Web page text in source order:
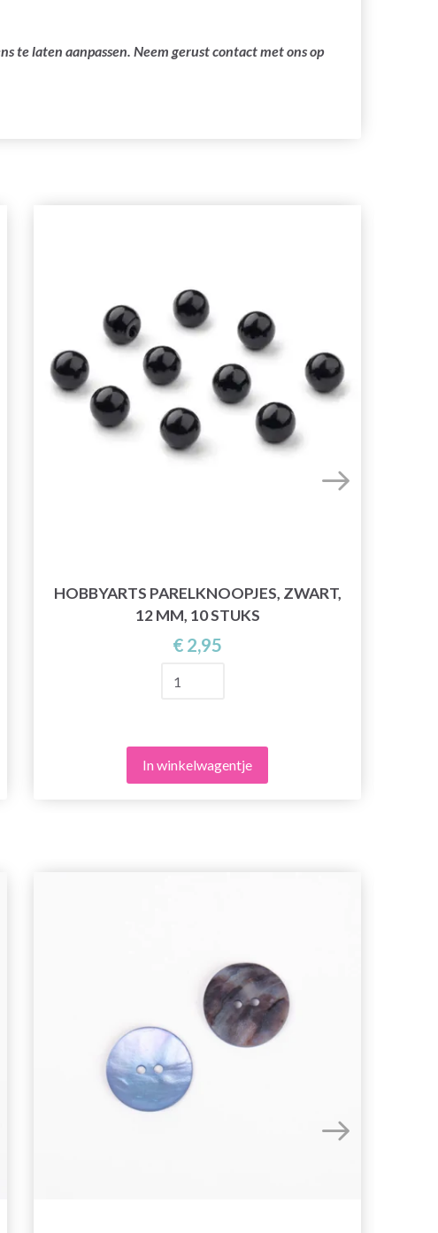
te laten aanpassen. Neem gerust contact met ons op
HOBBYARTS PARELKNOOPJES, ZWART,
12 MM, 10 STUKS
€ 2,95
In winkelwagentje